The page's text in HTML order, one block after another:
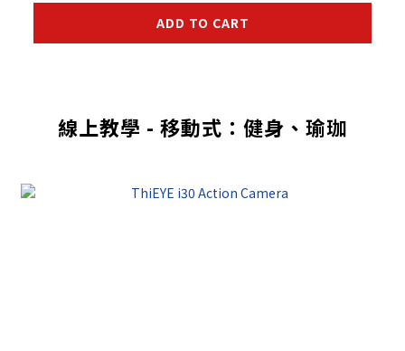
ADD TO CART
線上教學 - 移動式：健身、瑜珈